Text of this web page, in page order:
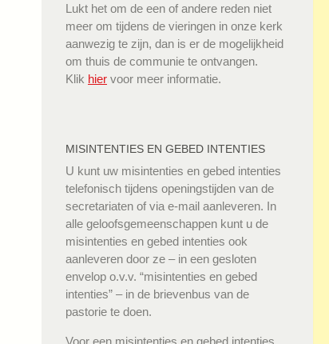
Lukt het om de een of andere reden niet
meer om tijdens de vieringen in onze kerk
aanwezig te zijn, dan is er de mogelijkheid
om thuis de communie te ontvangen.
Klik hier voor meer informatie.
MISINTENTIES EN GEBED INTENTIES
U kunt uw misintenties en gebed intenties
telefonisch tijdens openingstijden van de
secretariaten of via e-mail aanleveren. In
alle geloofsgemeenschappen kunt u de
misintenties en gebed intenties ook
aanleveren door ze – in een gesloten
envelop o.v.v. “misintenties en gebed
intenties” – in de brievenbus van de
pastorie te doen.
Voor een misintenties en gebed intenties